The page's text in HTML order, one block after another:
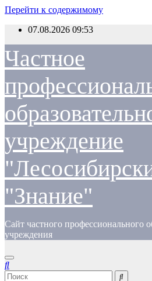
Перейти к содержимому
07.08.2026 09:53
Частное
учреждение
"Знание"
Сайт частного профессионального
учреждения